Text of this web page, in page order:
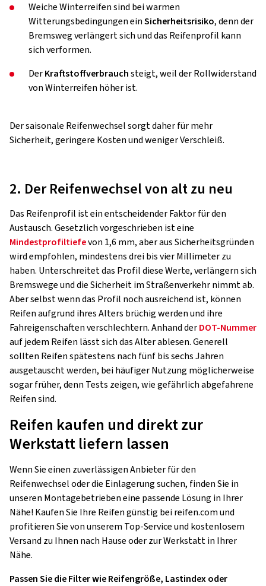
Weiche Winterreifen sind bei warmen
Witterungsbedingungen einSicherheitsrisiko, denn der
Bremsweg verlängert sich und das Reifenprofil kann
sich verformen.
DerKraftstoffverbrauchsteigt, weil der Rollwiderstand
von Winterreifen höher ist.
Der saisonale Reifenwechsel sorgt daher für mehr
Sicherheit, geringere Kosten und weniger Verschleiß.
2. Der Reifenwechsel von alt zu neu
Das Reifenprofil ist ein entscheidender Faktor für den
Austausch. Gesetzlich vorgeschrieben ist eine
Mindestprofiltiefevon 1,6 mm, aber aus Sicherheitsgründen
wird empfohlen, mindestens drei bis vier Millimeter zu
haben. Unterschreitet das Profil diese Werte, verlängern sich
Bremswege und die Sicherheit im Straßenverkehr nimmt ab.
Aber selbst wenn das Profil noch ausreichend ist, können
Reifen aufgrund ihres Alters brüchig werden und ihre
Fahreigenschaften verschlechtern. Anhand derDOT-Nummer
auf jedem Reifen lässt sich das Alter ablesen. Generell
sollten Reifen spätestens nach fünf bis sechs Jahren
ausgetauscht werden, bei häufiger Nutzung möglicherweise
sogar früher, denn Tests zeigen, wie gefährlich abgefahrene
Reifen sind.
Reifen kaufen und direkt zur
Werkstatt liefern lassen
Wenn Sie einen zuverlässigen Anbieter für den
Reifenwechsel oder die Einlagerung suchen, finden Sie in
unseren Montagebetrieben eine passende Lösung in Ihrer
Nähe! Kaufen Sie Ihre Reifen günstig bei reifen.com und
profitieren Sie von unserem Top-Service und kostenlosem
Versand zu Ihnen nach Hause oder zur Werkstatt in Ihrer
Nähe.
Passen Sie die Filter wie Reifengröße, Lastindex oder